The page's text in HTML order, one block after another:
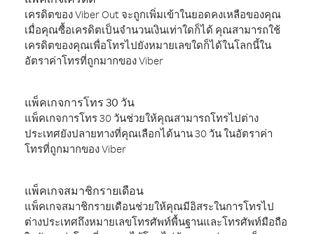
เครดิตของ Viber Out จะถูกเพิ่มเข้าในยอดคงเหลือของคุณ
เมื่อคุณซื้อเครดิตเป็นจำนวนเงินเท่าใดก็ได้ คุณสามารถใช้
เครดิตของคุณเพื่อโทรไปยังหมายเลขใดก็ได้ในโลกนี้ใน
อัตราค่าโทรที่ถูกมากของ Viber
แพ็คเกจการโทร 30 วัน
แพ็คเกจการโทร 30 วันช่วยให้คุณสามารถโทรไปต่าง
ประเทศยังปลายทางที่คุณเลือกได้นาน 30 วัน ในอัตราค่า
โทรที่ถูกมากของ Viber
แพ็คเกจสมาชิกรายเดือน
แพ็คเกจสมาชิกรายเดือนช่วยให้คุณมีอิสระในการโทรไป
ต่างประเทศถึงหมายเลขโทรศัพท์พื้นฐานและโทรศัพท์มือถือ